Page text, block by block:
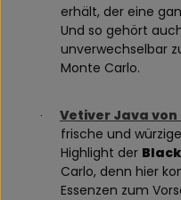
erhält, der eine
Und so gehört
unverwechselbar
Monte Carlo.
· Vetiver Java von
frische und
Highlight der
Carlo, denn hier
Essenzen zum